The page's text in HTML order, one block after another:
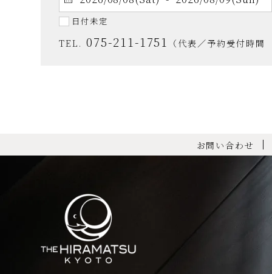
日付未定
TEL.075-211-1751 （代表／予約受付時
お問い合わせ